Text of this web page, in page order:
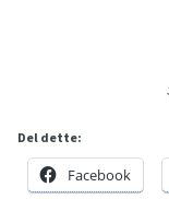
Del dette:
Facebook